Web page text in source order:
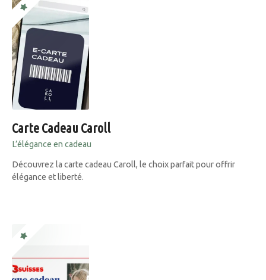
Carte Cadeau Caroll
L’élégance en cadeau
Découvrez la carte cadeau Caroll, le choix parfait pour offrir
élégance et liberté.